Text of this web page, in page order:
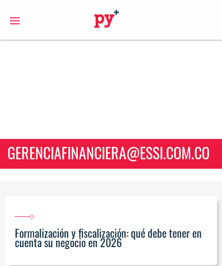
GERENCIAFINANCIERA@ESSI.COM.CO
Formalización y fiscalización: qué debe tener en
cuenta su negocio en 2026